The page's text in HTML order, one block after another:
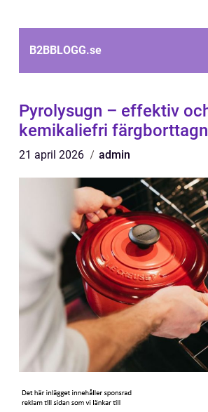
B2BBLOGG.se
Pyrolysugn – effektiv
kemikaliefri
21 april 2026 admin